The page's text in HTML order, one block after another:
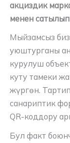
акциздик
менен
Мыйзамсыз
уюштурганы
курулуш
куту тамеки
жүргөн.
санариптик
QR-коддору
Бул факт